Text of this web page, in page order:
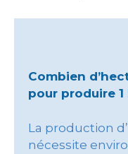
Combien
pour produire 1
La production
nécessite